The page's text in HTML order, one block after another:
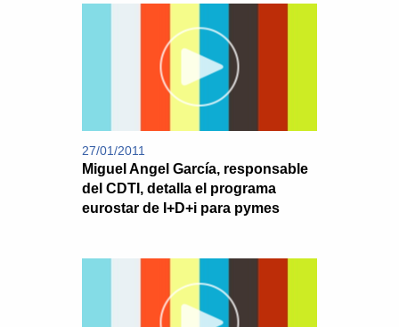
27/01/2011
Miguel Angel García, responsable
del CDTI, detalla el programa
eurostar de I+D+i para pymes